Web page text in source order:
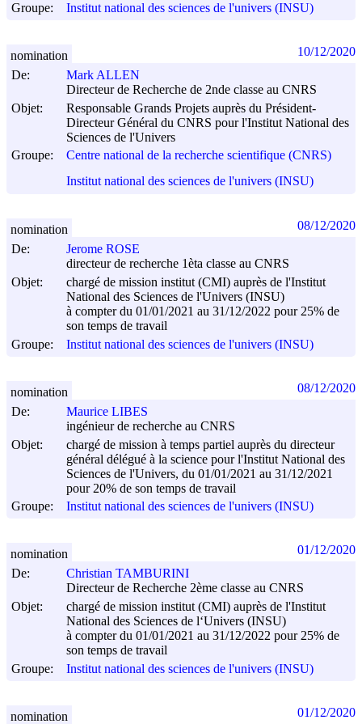
Groupe: Institut national des sciences de l'univers (INSU)
De:
Mark ALLEN
Directeur de Recherche de 2nde classe au CNRS
Objet:
Responsable Grands Projets auprès du Président-
Directeur Général du CNRS pour l'Institut National des
Sciences de l'Univers
Groupe:
Centre national de la recherche scientifique (CNRS)
Institut national des sciences de l'univers (INSU)
nomination 10/12/2020
De:
Jerome ROSE
directeur de recherche 1èta classe au CNRS
Objet:
chargé de mission institut (CMI) auprès de l'Institut
National des Sciences de l'Univers (INSU)
à compter du 01/01/2021 au 31/12/2022 pour 25% de
son temps de travail
Groupe:
Institut national des sciences de l'univers (INSU)
nomination 08/12/2020
De:
Maurice LIBES
ingénieur de recherche au CNRS
Objet:
chargé de mission à temps partiel auprès du directeur
général délégué à la science pour l'Institut National des
Sciences de l'Univers, du 01/01/2021 au 31/12/2021
pour 20% de son temps de travail
Groupe:
Institut national des sciences de l'univers (INSU)
nomination 08/12/2020
De:
Christian TAMBURINI
Directeur de Recherche 2ème classe au CNRS
Objet:
chargé de mission institut (CMI) auprès de l'Institut
National des Sciences de l‘Univers (INSU)
à compter du 01/01/2021 au 31/12/2022 pour 25% de
son temps de travail
Groupe:
Institut national des sciences de l'univers (INSU)
nomination 01/12/2020
nomination 01/12/2020